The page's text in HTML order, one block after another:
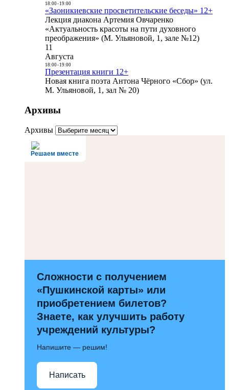
18:00- 19:00
«Заоникиевские просветительские беседы» 12+
Лекция диакона Артемия Овчаренко
«Актуальность красоты на пути духовного
преображения» (М. Ульяновой, 1, зале №12)
11
Августа
18:00- 19:00
Презентация книги 12+
Новая книга поэта Антона Чёрного «Сбор» (ул.
М. Ульяновой, 1, зал № 20)
Архивы
Архивы
Решаем вместе
Сложности с получением
«Пушкинской карты» или
приобретением билетов?
Знаете, как улучшить работу
учреждений культуры?
Напишите — решим!
Написать